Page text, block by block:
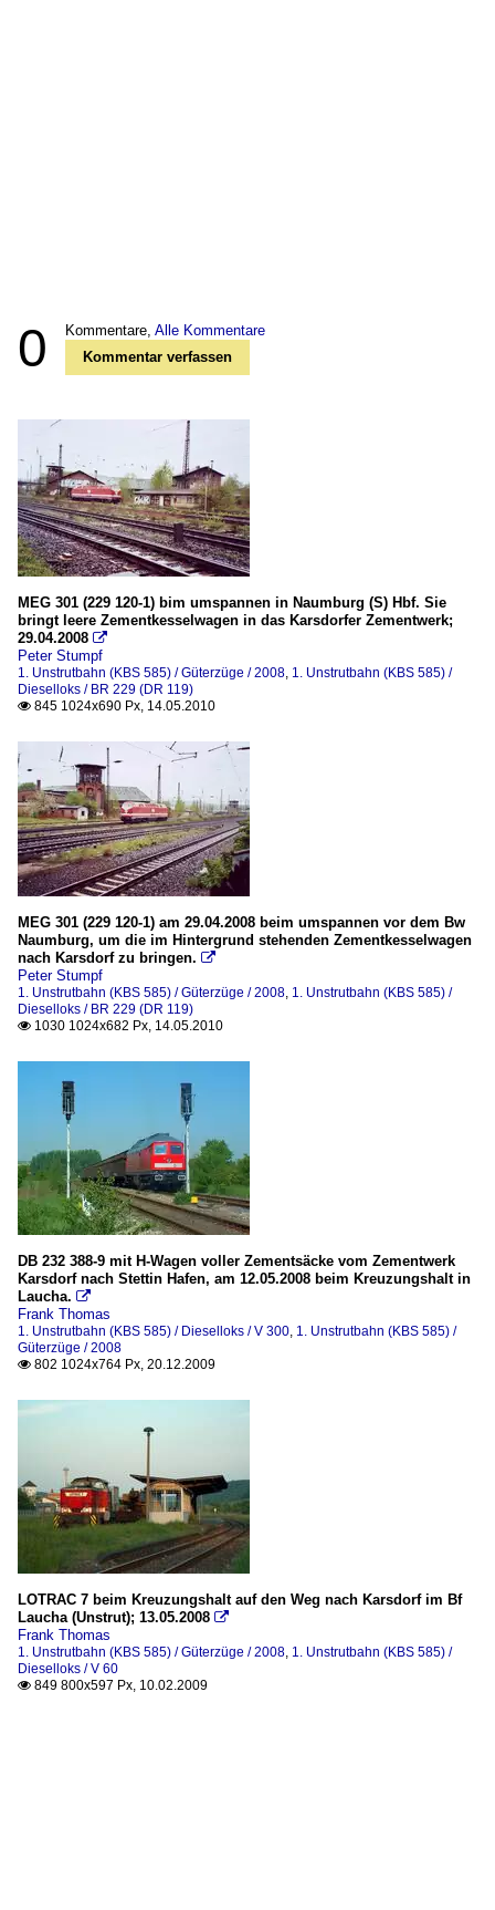
0 Kommentare, Alle Kommentare
Kommentar verfassen
MEG 301 (229 120-1) bim umspannen in Naumburg (S) Hbf. Sie
bringt leere Zementkesselwagen in das Karsdorfer Zementwerk;
29.04.2008 
Peter Stumpf
1. Unstrutbahn (KBS 585) / Güterzüge / 2008 1. Unstrutbahn (KBS 585) /
Dieselloks / BR 229 (DR 119)
 845 1024x690 Px, 14.05.2010
MEG 301 (229 120-1) am 29.04.2008 beim umspannen vor dem Bw
Naumburg, um die im Hintergrund stehenden Zementkesselwagen
nach Karsdorf zu bringen. 
Peter Stumpf
1. Unstrutbahn (KBS 585) / Güterzüge / 2008 1. Unstrutbahn (KBS 585) /
Dieselloks / BR 229 (DR 119)
 1030 1024x682 Px, 14.05.2010
DB 232 388-9 mit H-Wagen voller Zementsäcke vom Zementwerk
Karsdorf nach Stettin Hafen, am 12.05.2008 beim Kreuzungshalt in
Laucha. 
Frank Thomas
1. Unstrutbahn (KBS 585) / Dieselloks / V 300 1. Unstrutbahn (KBS 585) /
Güterzüge / 2008
 802 1024x764 Px, 20.12.2009
LOTRAC 7 beim Kreuzungshalt auf den Weg nach Karsdorf im Bf
Laucha (Unstrut); 13.05.2008 
Frank Thomas
1. Unstrutbahn (KBS 585) / Güterzüge / 2008 1. Unstrutbahn (KBS 585) /
Dieselloks / V 60
 849 800x597 Px, 10.02.2009